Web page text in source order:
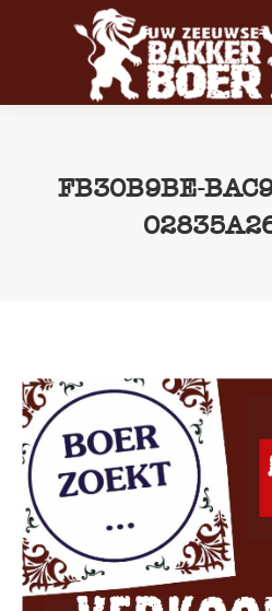
FB30B9BE-